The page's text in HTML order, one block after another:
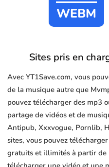
WEBM
Sites pris en
Avec YT1Save.com, vous
de la musique autre que
pouvez télécharger des mp3
partage de vidéos et de
Antipub, Xxxvogue, Pornlib,
sites, vous pouvez
gratuits et illimités à partir de